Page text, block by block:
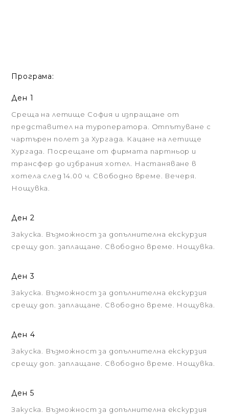
Програма:
Ден 1
Среща на летище София и изпращане от
представител на туроператора. Отпътуване с
чартърен полет за Хургада. Кацане на летище
Хургада. Посрещане от фирмата партньор и
трансфер до избрания хотел. Настаняване в
хотела след 14.00 ч. Свободно време. Вечеря.
Нощувка.
Ден 2
Закуска. Възможност за допълнителна екскурзия
срещу доп. заплащане. Свободно време. Нощувка.
Ден 3
Закуска. Възможност за допълнителна екскурзия
срещу доп. заплащане. Свободно време. Нощувка.
Ден 4
Закуска. Възможност за допълнителна екскурзия
срещу доп. заплащане. Свободно време. Нощувка.
Ден 5
Закуска. Възможност за допълнителна екскурзия